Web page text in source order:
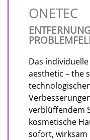
ONETEC
Das
aesthetic – the
verblüffendem
kosmetische
sofort,